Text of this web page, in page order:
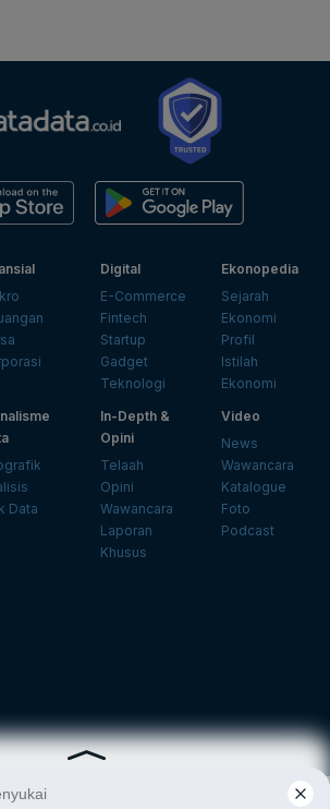
Digital
E-Commerce
Fintech
Startup
Gadget
Teknologi
Ekonopedia
Sejarah
Ekonomi
Profil
Istilah
Ekonomi
Data
In-Depth &
Opini
Telaah
Opini
Wawancara
Laporan
Khusus
Video
News
Wawancara
Katalogue
Foto
Podcast